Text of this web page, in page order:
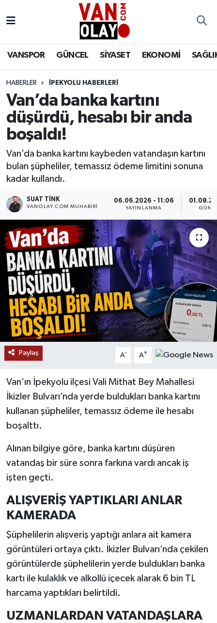
VANSPOR GÜNCEL SİYASET EKONOMİ
HABERLER İPEKYOLU HABERLERİ
Van’da banka kartını
düşürdü, hesabı bir anda
boşaldı!
Van’da banka kartını kaybeden vatandaşın kartını
bulan şüpheliler, temassız ödeme limitini sonuna
kadar kullandı.
SUAT TINK
VANOLAY.COM MUHABIRI
06.06.2026 - 11:06
YAYINLANMA
Paylaş A- A+
Van’ın İpekyolu ilçesi Vali Mithat Bey Mahallesi
İkizler Bulvarı’nda yerde buldukları banka kartını
kullanan şüpheliler, temassız ödeme ile hesabı
boşalttı.
Alınan bilgiye göre, banka kartını düşüren
vatandaş bir süre sonra farkına vardı ancak iş
işten geçti.
ALIŞVERİŞ YAPTIKLARI ANLAR
KAMERADA
Şüphelilerin alışveriş yaptığı anlara ait kamera
görüntüleri ortaya çıktı. İkizler Bulvarı’nda çekilen
görüntülerde şüphelilerin yerde buldukları banka
kartı ile kulaklık ve alkollü içecek alarak 6 bin TL
harcama yaptıkları belirtildi.
UZMANLARDAN VATANDAŞLARA
Siyaset
Ekonomi
Sağlık
Dünya
RESMİ İLANLAR
Van Nöbetçi Eczaneler
Van Namaz Vakitleri
Van Trafik Yoğunluk Haritası
Süper Lig Puan Durumu ve Fikstür
Haber Arşivi